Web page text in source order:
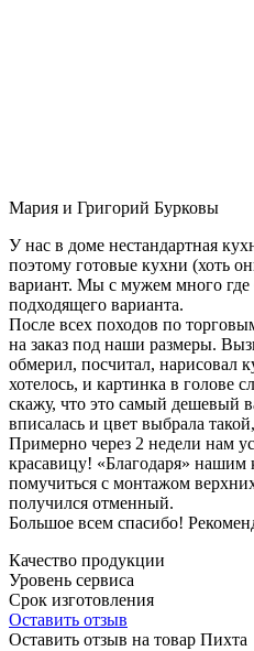
Мария и Григорий Бурковы
У нас в доме нестандартная
поэтому готовые кухни (хоть
вариант. Мы с мужем много
подходящего варианта.
После всех походов по
на заказ под наши размеры.
обмерил, посчитал, нарисовал
хотелось, и картинка в голове
скажу, что это самый дешевый
вписалась и цвет выбрала
Примерно через 2 недели нам
красавицу! «Благодаря»
помучиться с монтажом
получился отменный.
Большое всем спасибо!
Качество продукции
Уровень сервиса
Срок изготовления
Оставить отзыв
Оставить отзыв на товар Пихта